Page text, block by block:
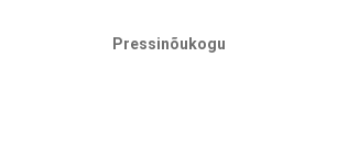
Pressinõukogu